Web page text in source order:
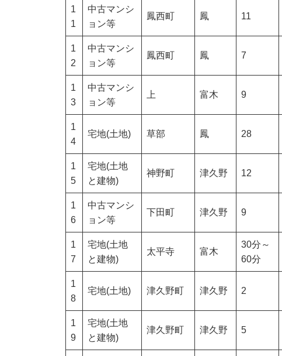
1
1
中古マンシ
ョン等
鳳西町 鳳 11
1
2
中古マンシ
ョン等
鳳西町 鳳 7
1
3
中古マンシ
ョン等
上 富木 9
1
4
宅地(土地) 草部 鳳 28
1
5
宅地(土地
と建物)
神野町 津久野 12
1
6
中古マンシ
ョン等
下田町 津久野 9
1
7
宅地(土地
と建物)
太平寺 富木
30分～
60分
1
8
宅地(土地) 津久野町 津久野 2
1
9
宅地(土地
と建物)
津久野町 津久野 5